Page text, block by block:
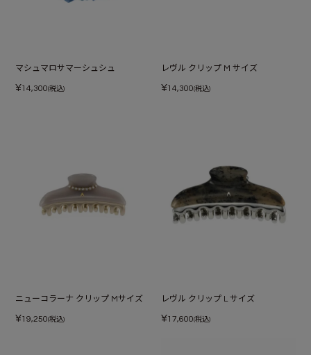
マシュマロサマーシュシュ
¥14,300(税込)
レヴル クリップ M サイズ
¥14,300(税込)
ニューコラーナ クリップ Mサイズ
¥19,250(税込)
レヴル クリップ L サイズ
¥17,600(税込)